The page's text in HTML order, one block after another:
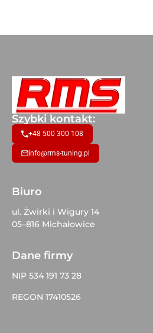
Szybki kontakt:
+48 500 300 108
info@rms-tuning.pl
Biuro
ul. Żwirki i Wigury 14
05–816 Michałowice
Dane firmy
NIP 534 191 73 28
REGON 17410526